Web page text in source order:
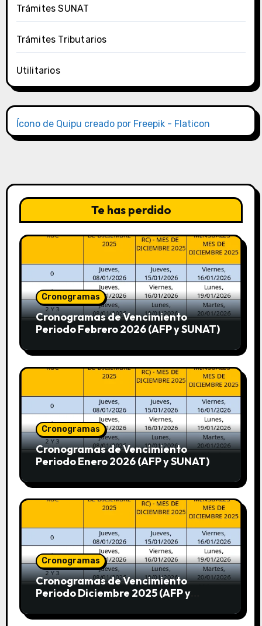
Trámites SUNAT
Trámites Tributarios
Utilitarios
Ícono de Quipu creado por Freepik - Flaticon
Te has perdido
Cronogramas
Cronogramas de Vencimiento
Periodo Febrero 2026 (AFP y SUNAT)
Cronogramas
Cronogramas de Vencimiento
Periodo Enero 2026 (AFP y SUNAT)
Cronogramas
Cronogramas de Vencimiento
Periodo Diciembre 2025 (AFP y